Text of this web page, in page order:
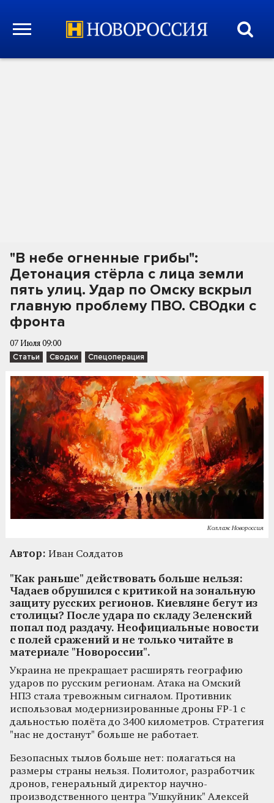
"В небе огненные грибы":
Детонация стёрла с лица земли
пять улиц. Удар по Омску вскрыл
главную проблему ПВО. СВОдки с
фронта
07 Июля 09:00
Статьи Сводки Спецоперация
Коллаж Новороссия
Автор: Иван Солдатов
"Как раньше" действовать больше нельзя:
Чадаев обрушился с критикой на зональную
защиту русских регионов. Киевляне бегут из
столицы? После удара по складу Зеленский
попал под раздачу. Неофициальные новости
с полей сражений и не только читайте в
материале "Новороссии".
Украина не прекращает расширять географию
ударов по русским регионам. Атака на Омский
НПЗ стала тревожным сигналом. Противник
использовал модернизированные дроны FP-1 с
дальностью полёта до 3400 километров. Стратегия
"нас не достанут" больше не работает.
Безопасных тылов больше нет: полагаться на
размеры страны нельзя. Политолог, разработчик
дронов, генеральный директор научно-
производственного центра "Ушкуйник" Алексей